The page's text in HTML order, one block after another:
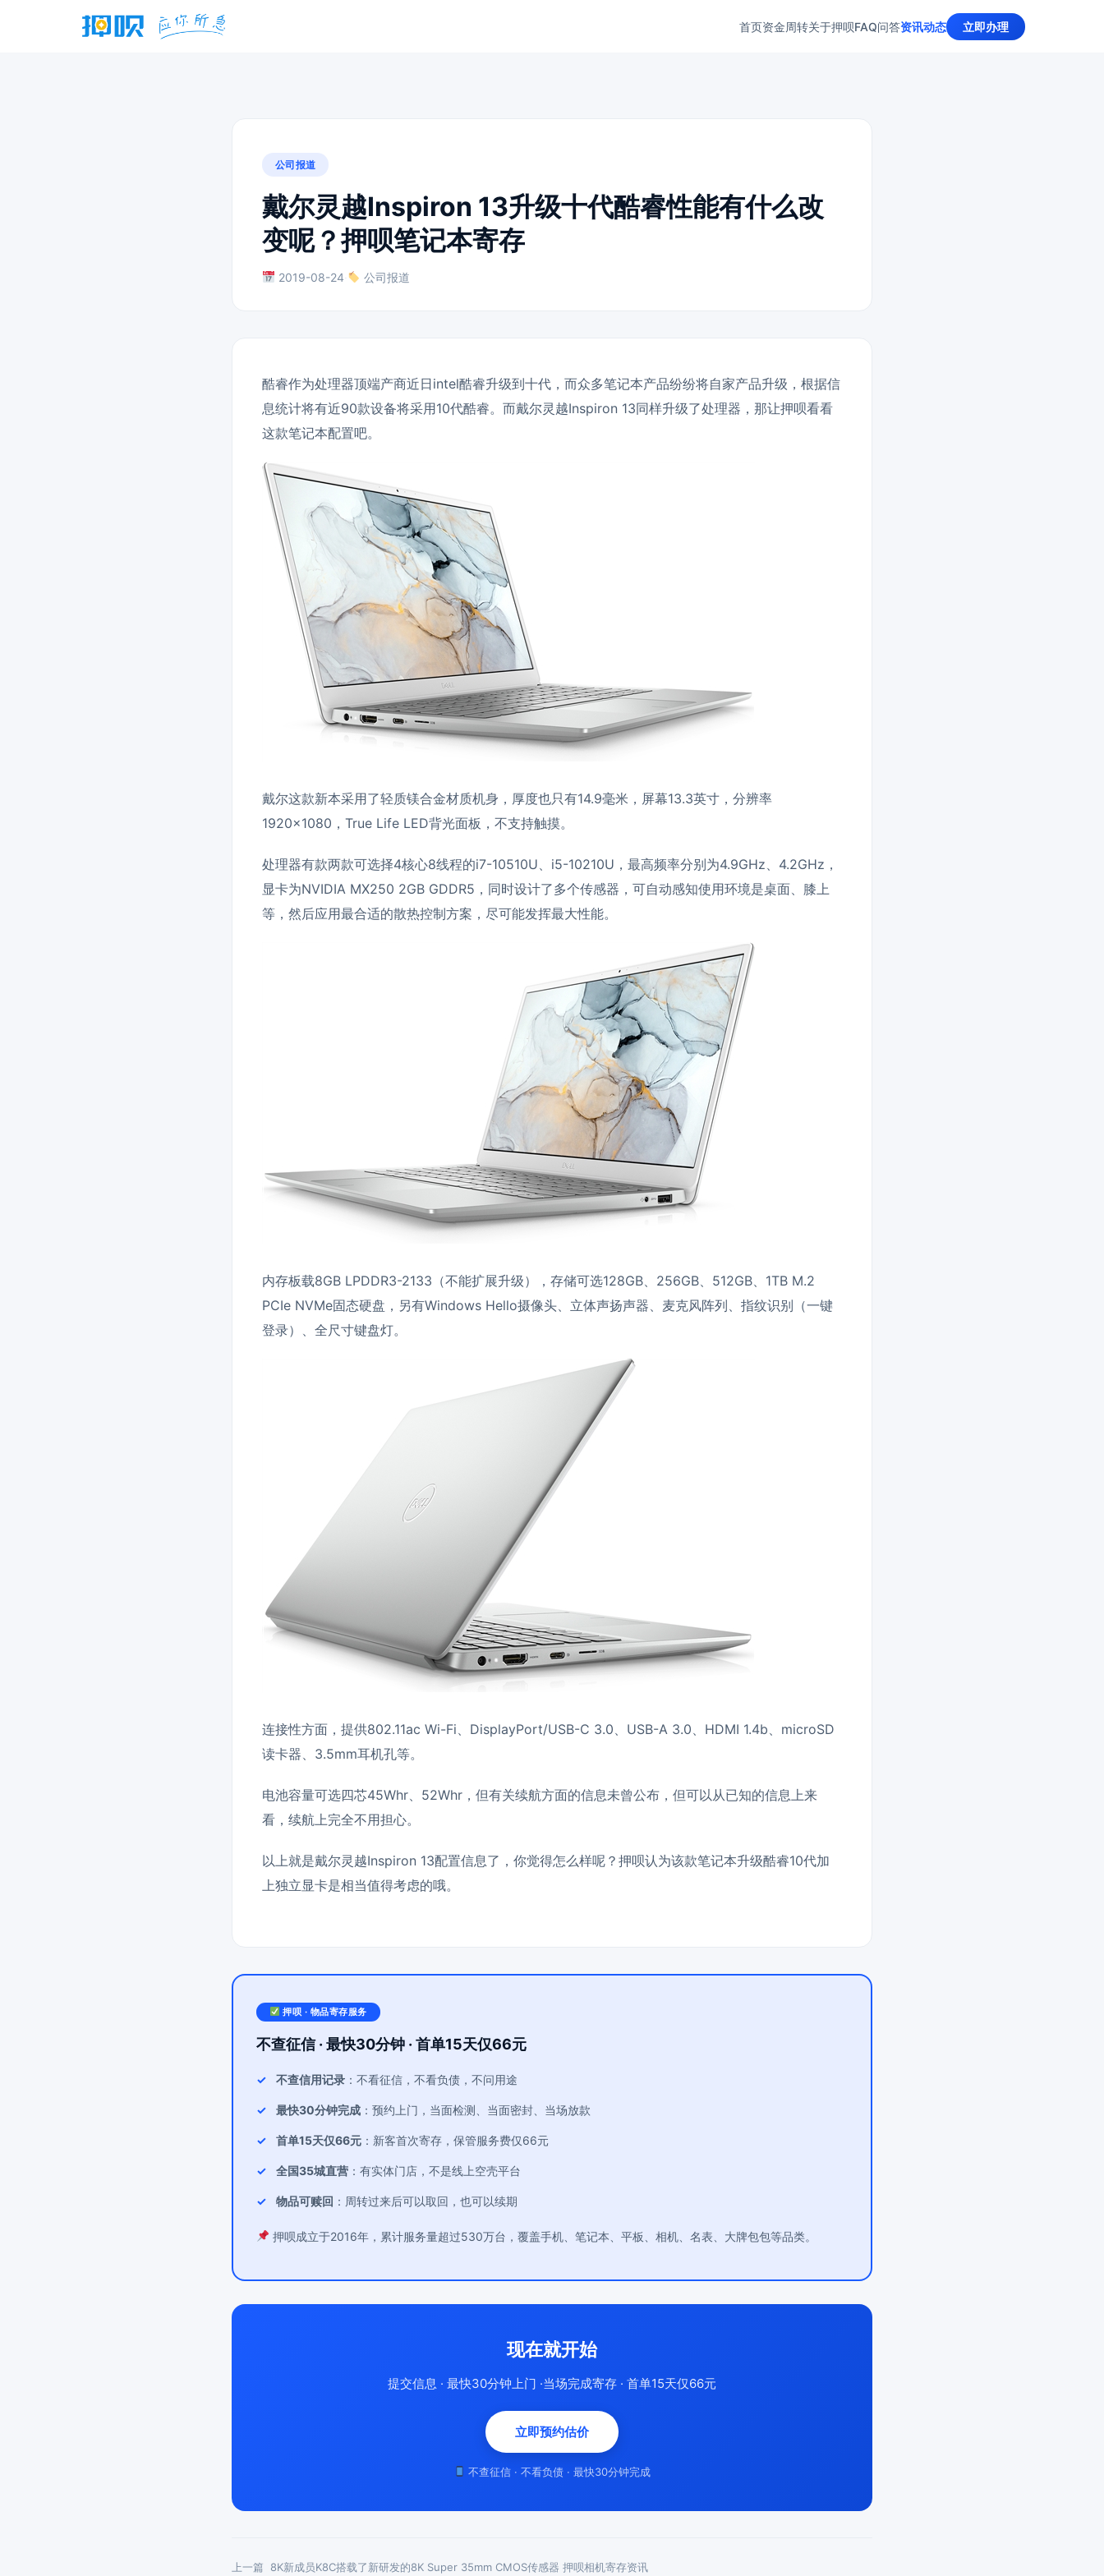
首页资金周转关于押呗FAQ问答资讯动态 立即办理
公司报道
戴尔灵越Inspiron 13升级十代酷睿性能有什么改
变呢？押呗笔记本寄存
2019-08-24 公司报道
酷睿作为处理器顶端产商近日intel酷睿升级到十代，而众多笔记本产品纷纷将自家产品升级，根据信
息统计将有近90款设备将采用10代酷睿。而戴尔灵越Inspiron 13同样升级了处理器，那让押呗看看
这款笔记本配置吧。
戴尔这款新本采用了轻质镁合金材质机身，厚度也只有14.9毫米，屏幕13.3英寸，分辨率
1920×1080，True Life LED背光面板，不支持触摸。
处理器有款两款可选择4核心8线程的i7-10510U、i5-10210U，最高频率分别为4.9GHz、4.2GHz，
显卡为NVIDIA MX250 2GB GDDR5，同时设计了多个传感器，可自动感知使用环境是桌面、膝上
等，然后应用最合适的散热控制方案，尽可能发挥最大性能。
内存板载8GB LPDDR3-2133（不能扩展升级），存储可选128GB、256GB、512GB、1TB M.2
PCIe NVMe固态硬盘，另有Windows Hello摄像头、立体声扬声器、麦克风阵列、指纹识别（一键
登录）、全尺寸键盘灯。
连接性方面，提供802.11ac Wi-Fi、DisplayPort/USB-C 3.0、USB-A 3.0、HDMI 1.4b、microSD
读卡器、3.5mm耳机孔等。
电池容量可选四芯45Whr、52Whr，但有关续航方面的信息未曾公布，但可以从已知的信息上来
看，续航上完全不用担心。
以上就是戴尔灵越Inspiron 13配置信息了，你觉得怎么样呢？ 押呗认为该款笔记本升级酷睿10代加
上独立显卡是相当值得考虑的哦。
押呗 · 物品寄存服务
不查征信 · 最快30分钟 · 首单15天仅66元
不查信用记录 ：不看征信，不看负债，不问用途
最快30分钟完成 ：预约上门，当面检测、当面密封、当场放款
首单15天仅66元 ：新客首次寄存，保管服务费仅66元
全国35城直营 ：有实体门店，不是线上空壳平台
物品可赎回 ：周转过来后可以取回，也可以续期
押呗成立于2016年，累计服务量超过530万台，覆盖手机、笔记本、平板、相机、名表、大牌包包等品类。
现在就开始
提交信息 · 最快30分钟上门 ·当场完成寄存 · 首单15天仅66元
立即预约估价
不查征信 · 不看负债 · 最快30分钟完成
上一篇 8K新成员K8C搭载了新研发的8K Super 35mm CMOS传感器 押呗相机寄存资讯